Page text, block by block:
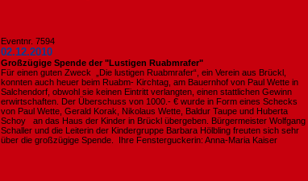
Eventnr. 7594
02.12.2010
Großzügige Spende der "Lustigen Ruabmrafer"
Für einen guten Zweck „Die lustigen Ruabmrafer“, ein Verein aus Brückl,
konnten auch heuer beim Ruabm- Kirchtag, am Bauernhof von Paul Wette in
Salchendorf, obwohl sie keinen Eintritt verlangten, einen stattlichen Gewinn
erwirtschaften. Der Überschuss von 1000.- € wurde in Form eines Schecks
von Paul Wette, Gerald Korak, Nikolaus Wette, Baldur Taupe und Huberta
Schoy an das Haus der Kinder in Brückl übergeben. Bürgermeister Wolfgang
Schaller und die Leiterin der Kindergruppe Barbara Hölbling freuten sich sehr
über die großzügige Spende. Ihre Fensterguckerin: Anna-Maria Kaiser